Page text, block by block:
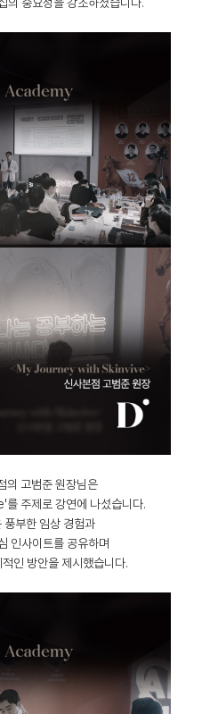
의 중요성을 강조하셨습니다.
의 고범준 원장님은
주제로 강연에 나섰습니다.
풍부한 임상 경험과
인사이트를 공유하며
인 방안을 제시했습니다.